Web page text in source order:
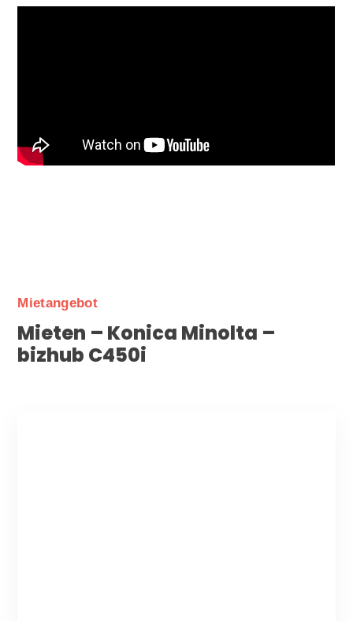
Mietangebot
Mieten – Konica Minolta –
bizhub C450i